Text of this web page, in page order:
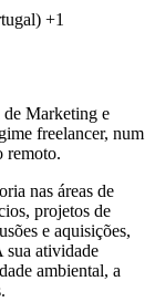
+1
Marketing e
freelancer, num
remoto.
nas áreas de
projetos de
e aquisições,
sua atividade
ambiental, a